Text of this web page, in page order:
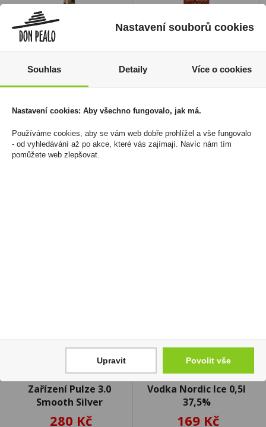
Hruška Premium 38%
299 Kč
Cena za:1 ks
Elektronická cigareta
1000 Pen Mild Tobacco
18mg/ml
Zařízení Pulze 3.0
Smooth Silver
280 Kč
Vodka Nordic Ice 0,5l
37,5%
169 Kč
Nastavení souborů cookies
Souhlas Detaily Více o cookies
Nastavení cookies: Aby všechno fungovalo, jak má.
Používáme cookies, aby se vám web dobře prohlížel a vše fungovalo
- od vyhledávání až po akce, které vás zajímají. Navíc nám tím
pomůžete web zlepšovat.
Upravit Povolit vše